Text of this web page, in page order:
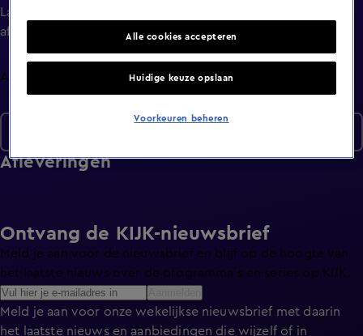
Laatste
aflevering
Afleveringen
Afleveringen
Ontvang de KIJK-nieuwsbrief
Meld je aan voor de nieuwsbrief en blijf op de hoogte van
het laatste nieuws over de programma’s en series op KIJK.
Meld je aan voor onze wekelijkse nieuwsbrief met daarin
het laatste nieuws en aanbiedingen die wijzelf of in
Alle cookies accepteren
Huidige keuze opslaan
Voorkeuren beheren